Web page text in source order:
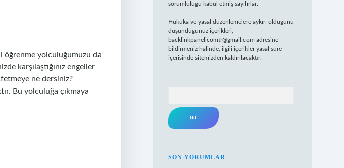
öğrenme yolculuğumuzu da
karşılaştığınız engeller
ne dersiniz?
Bu yolculuğa çıkmaya
sorumluluğu kabul etmiş sayılırlar.
Hukuka ve yasal düzenlemelere aykırı olduğunu
düşündüğünüz içerikleri,
backlinkpanelicomtr@gmail.com adresine
bildirmeniz halinde, ilgili içerikler yasal süre
içerisinde sitemizden kaldırılacaktır.
SON YORUMLAR